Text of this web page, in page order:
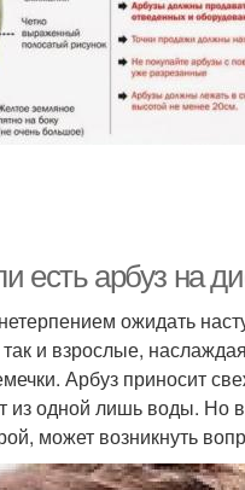
есть арбуз на
ожидать
и взрослые,
Арбуз приносит
из одной лишь воды. Но
может возникнуть